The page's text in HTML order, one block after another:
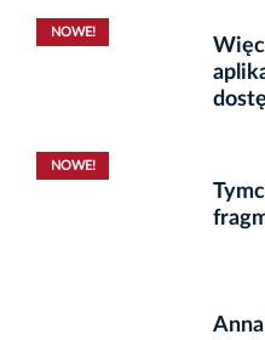
NOWE!
NOWE!